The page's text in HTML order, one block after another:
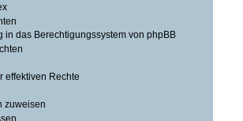
in das Berechtigungssystem von phpBB
effektiven Rechte
zuweisen